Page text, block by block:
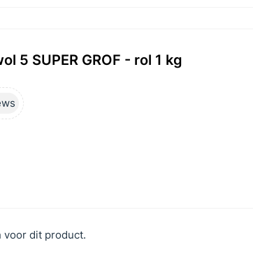
5 SUPER GROF - rol 1 kg
voor dit product.